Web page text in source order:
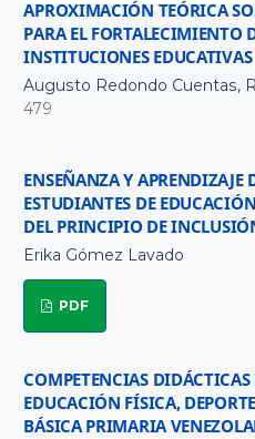
APROXIMACIÓN TEÓRICA
PARA EL FORTALECIMIENTO
INSTITUCIONES
Augusto Redondo Cuentas,
479
ENSEÑANZA Y APRENDIZAJE
ESTUDIANTES DE
DEL PRINCIPIO DE
Erika Gómez Lavado
PDF
COMPETENCIAS DIDÁCTICAS
EDUCACIÓN FÍSICA,
BÁSICA PRIMARIA